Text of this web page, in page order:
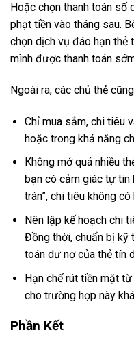
Hoặc chọn thanh toán số
phạt tiền vào tháng sau.
chọn dịch vụ đáo hạn thẻ
mình được thanh toán
Ngoài ra, các chủ thẻ
Chỉ mua sắm, chi tiêu
hoặc trong khả năng
Không mở quá nhiều
bạn có cảm giác tự tin
trán”, chi tiêu không
Nên lập kế hoạch chi
Đồng thời, chuẩn bị kỹ
toán dư nợ của thẻ tín
Hạn chế rút tiền mặt
cho trường hợp này
Phần Kết